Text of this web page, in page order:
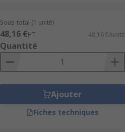
Sous-total (1 unité)
48,16 €HT 48,16 €/unité
Quantité
Ajouter
Fiches techniques